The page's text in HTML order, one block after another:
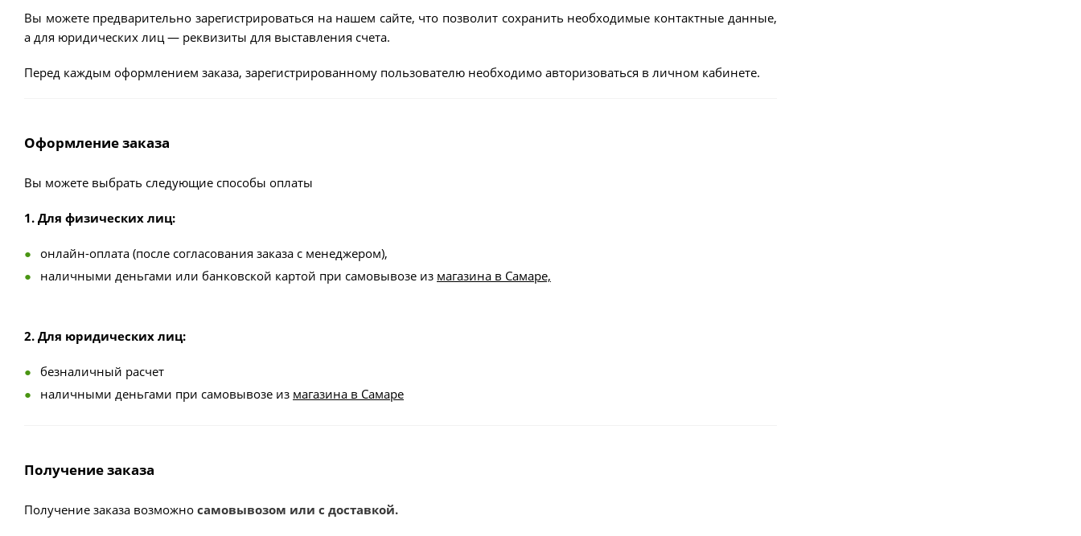
Вы можете предварительно зарегистрироваться на нашем сайте, что позволит сохранить необходимые контактные данные,
а для юридических лиц — реквизиты для выставления счета.
Перед каждым оформлением заказа, зарегистрированному пользователю необходимо авторизоваться в личном кабинете.
Оформление заказа
Вы можете выбрать следующие способы оплаты
1. Для физических лиц:
онлайн-оплата (после согласования заказа с менеджером),
наличными деньгами или банковской картой при самовывозе из магазина в Самаре,
2. Для юридических лиц:
безналичный расчет
наличными деньгами при самовывозе из магазина в Самаре
Получение заказа
Получение заказа возможно самовывозом или с доставкой.